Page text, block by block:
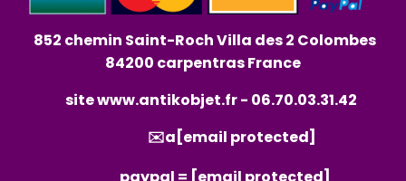
852 chemin Saint-Roch Villa des 2 Colombes
84200 carpentras France
sitewww.antikobjet.fr- 06.70.03.31.42
✉️a [email protected]